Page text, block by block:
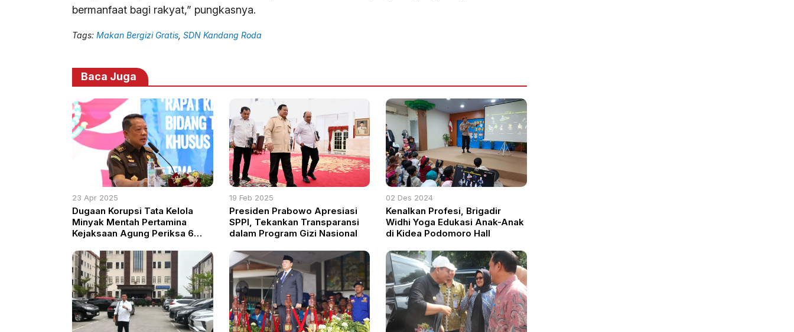
bermanfaat bagi rakyat,” pungkasnya.
Tags: Makan Bergizi Gratis SDN Kandang Roda
Baca Juga
23 Apr 2025
Dugaan Korupsi Tata Kelola
Minyak Mentah Pertamina
Kejaksaan Agung Periksa 6
Dirut
19 Feb 2025
Presiden Prabowo Apresiasi
SPPI, Tekankan Transparansi
dalam Program Gizi Nasional
02 Des 2024
Kenalkan Profesi, Brigadir
Widhi Yoga Edukasi Anak-Anak
di Kidea Podomoro Hall